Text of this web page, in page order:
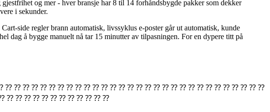
og mer - hver bransje har 8 til 14 forhåndsbygde pakker som dekker
i sekunder.
side regler brann automatisk, livssyklus e-poster går ut automatisk, kunde
dag å bygge manuelt nå tar 15 minutter av tilpasningen. For en dypere titt på
⁇ ⁇ ⁇ ⁇ ⁇ ⁇ ⁇ ⁇ ⁇ ⁇ ⁇ ⁇ ⁇ ⁇ ⁇ ⁇ ⁇ ⁇ ⁇ ⁇ ⁇ ⁇ ⁇ ⁇ ⁇ ⁇ ⁇ ⁇ ⁇ ⁇
⁇ ⁇ ⁇ ⁇ ⁇ ⁇ ⁇ ⁇ ⁇ ⁇ ⁇ ⁇